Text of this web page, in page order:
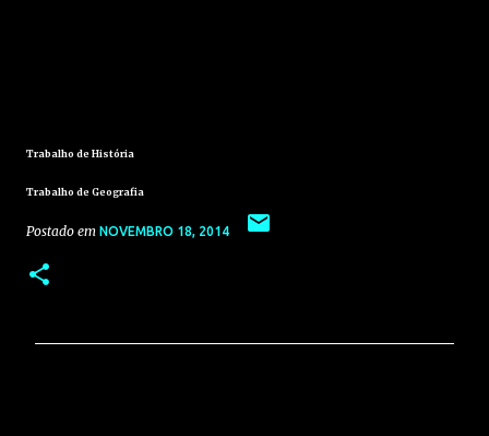
Trabalho de História
Trabalho de Geografia
Postado em NOVEMBRO 18, 2014